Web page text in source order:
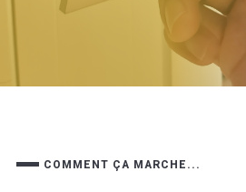
COMMENT ÇA MARCHE...